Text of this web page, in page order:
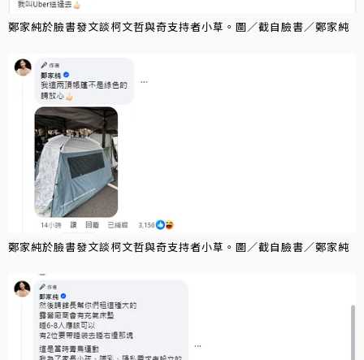
鄭家純於臉書發文談柯文哲與奇支持者小草。圖／截自臉書／鄭家純
鄭家純於臉書發文談柯文哲與奇支持者小草。圖／截自臉書／鄭家純